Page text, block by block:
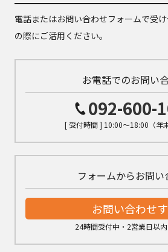
電話またはお問い合わせフォームで受
の際にご活用ください。
お電話でのお問い
092-600-
[ 受付時間 ] 10:00～18:00（年
フォームからお問い
お問い合わせ
24時間受付中・2営業日以